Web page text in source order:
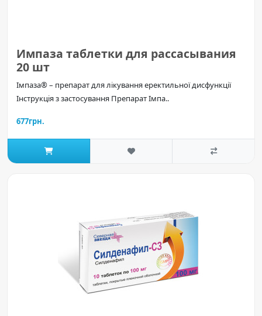
Импаза таблетки для рассасывания
20 шт
Імпаза® – препарат для лікування еректильної дисфункції
Інструкція з застосування Препарат Імпа..
677грн.